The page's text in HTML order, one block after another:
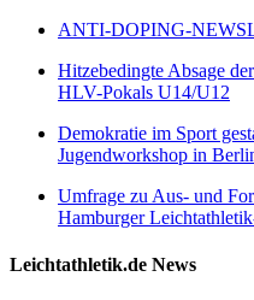
ANTI-DOPING-
Hitzebedingte Absage
HLV-Pokals U14/U12
Demokratie im Sport
Jugendworkshop in
Umfrage zu Aus- und
Hamburger
Leichtathletik.de News